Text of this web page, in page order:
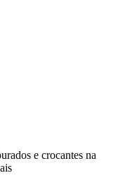
e crocantes na